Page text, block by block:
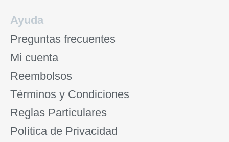
Ayuda
Preguntas frecuentes
Mi cuenta
Reembolsos
Términos y Condiciones
Reglas Particulares
Política de Privacidad